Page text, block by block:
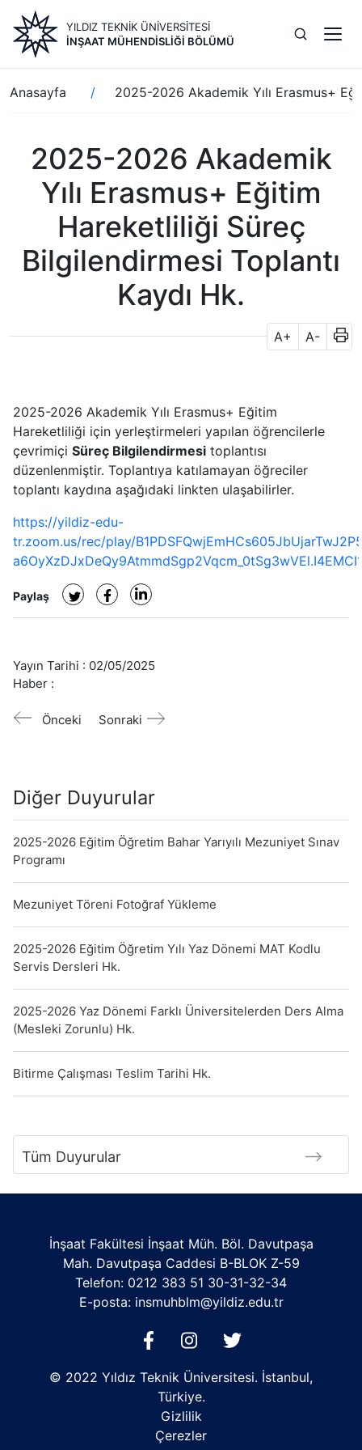
içeriğe
atla
YILDIZ TEKNİK ÜNİVERSİTESİ
İNŞAAT MÜHENDISLIĞI BÖLÜMÜ
Sayfa
yolu
Anasayfa 2025-2026 Akademik Yılı Erasmus+
2025-2026 Akademik
Yılı Erasmus+ Eğitim
Hareketliliği Süreç
Bilgilendirmesi Toplantı
Kaydı Hk.
A+ A-
2025-2026 Akademik Yılı Erasmus+ Eğitim
Hareketliliği için yerleştirmeleri yapılan öğrencilerle
çevrimiçi Süreç Bilgilendirmesi toplantısı
düzenlenmiştir. Toplantıya katılamayan öğreciler
toplantı kaydına aşağıdaki linkten ulaşabilirler.
https://yildiz-edu-
tr.zoom.us/rec/play/
Paylaş
Yayın Tarihi : 02/05/2025
Haber :
Önceki Sonraki
Diğer Duyurular
2025-2026 Eğitim Öğretim Bahar Yarıyılı Mezuniyet Sınav
Programı
Mezuniyet Töreni Fotoğraf Yükleme
2025-2026 Eğitim Öğretim Yılı Yaz Dönemi MAT Kodlu
Servis Dersleri Hk.
2025-2026 Yaz Dönemi Farklı Üniversitelerden Ders Alma
(Mesleki Zorunlu) Hk.
Bitirme Çalışması Teslim Tarihi Hk.
Tüm Duyurular
İnşaat Fakültesi İnşaat Müh. Böl. Davutpaşa
Mah. Davutpaşa Caddesi B-BLOK Z-59
Telefon: 0212 383 51 30-31-32-34
E-posta: insmuhblm@yildiz.edu.tr
© 2022 Yıldız Teknik Üniversitesi. İstanbul,
Türkiye.
Gizlilik
Çerezler